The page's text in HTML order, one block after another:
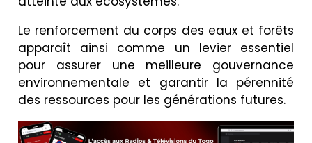
Le renforcement du corps des eaux et forêts
apparaît ainsi comme un levier essentiel
pour assurer une meilleure gouvernance
environnementale et garantir la pérennité
des ressources pour les générations futures.